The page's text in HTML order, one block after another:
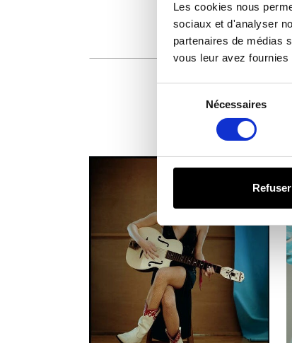
Les cookies nous
sociaux et d'analyser
partenaires de médias
vous leur avez
Nécessaires
Refuser